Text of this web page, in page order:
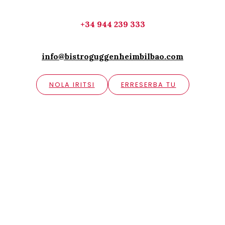
+34 944 239 333
info@bistroguggenheimbilbao.com
NOLA IRITSI ERRESERBA TU